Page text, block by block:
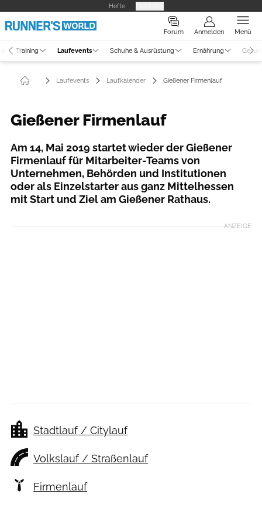
Hefte
Forum Anmelden Menü
Training Laufevents Schuhe & Ausrüstung Ernährung
Laufevents Laufkalender Gießener Firmenlauf
Gießener Firmenlauf
Am 14, Mai 2019 startet wieder der Gießener
Firmenlauf für Mitarbeiter-Teams von
Unternehmen, Behörden und Institutionen
oder als Einzelstarter aus ganz Mittelhessen
mit Start und Ziel am Gießener Rathaus.
ANZEIGE
Stadtlauf / Citylauf
Volkslauf / Straßenlauf
Firmenlauf